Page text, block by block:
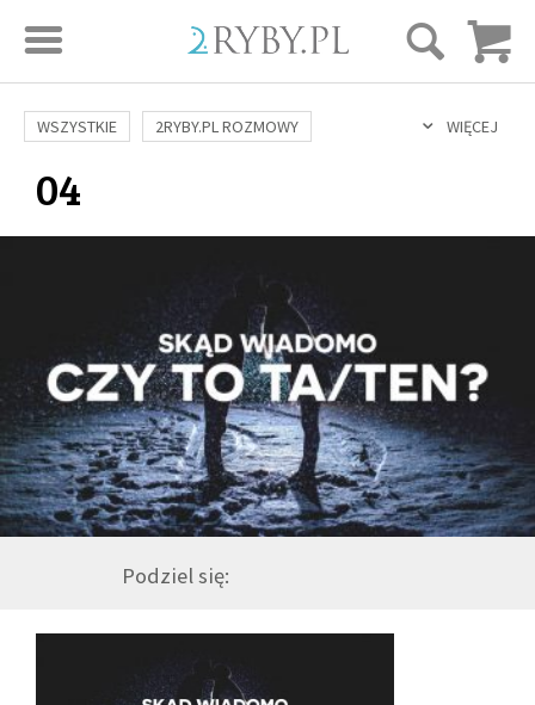
STRONA GŁÓWNA
BLOG
SKLEP
KSIĄŻKI
AUDIOBOOKI
DRUŻYNA
WIĘCEJ
WSZYSTKIE 2RYBY.PL ROZMOWY
SAME DOBRE WIADOMOŚCI
MĘŻCZYZNA RELIGIE
KULTURA ŚWIĘCI SEKS IN VITRO
04
Podziel się: